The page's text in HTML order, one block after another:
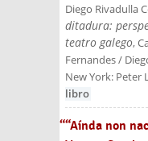
Diego Rivadulla
ditadura:
teatro galego,
Fernandes /
New York: Peter
libro
““Aínda non